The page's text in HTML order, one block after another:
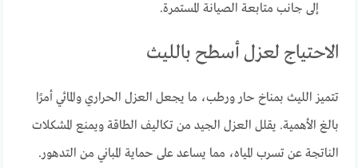
إلى جانب متابعة الصيانة المستمرة.
الاحتياج لعزل أسطح بالليث
تتميز الليث بمناخ حار ورطب، ما يجعل العزل الحراري والمائي أمرًا
بالغ الأهمية. يقلل العزل الجيد من تكاليف الطاقة ويمنع المشكلات
الناتجة عن تسرب المياه، مما يساعد على حماية المباني من التدهور.